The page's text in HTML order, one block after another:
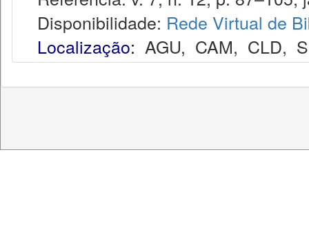
Disponibilidade: Rede Virtual de
Localização: AGU, CAM, CLD,